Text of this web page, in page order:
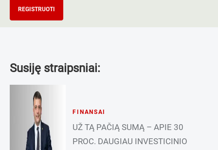
REGISTRUOTI
Susiję straipsniai:
FINANSAI
UŽ TĄ PAČIĄ SUMĄ – APIE 30
PROC. DAUGIAU INVESTICINIO